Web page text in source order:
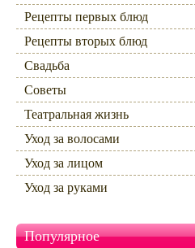
Рецепты первых блюд
Рецепты вторых блюд
Свадьба
Советы
Театральная жизнь
Уход за волосами
Уход за лицом
Уход за руками
Популярное